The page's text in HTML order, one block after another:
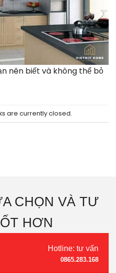
nên biết và không thể bỏ
are currently closed.
CHỌN VÀ TƯ
HƠN
Hotline: tư vấn
0865.283.168